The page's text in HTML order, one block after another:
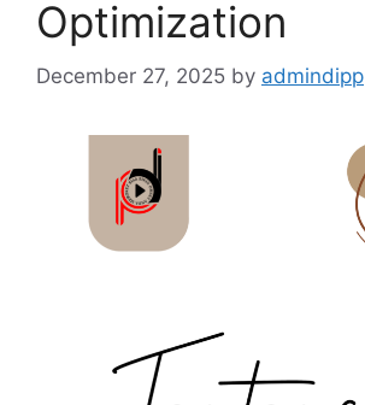
Optimization
December 27, 2025 by admindipp